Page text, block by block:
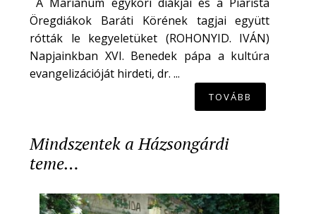
Öregdiákok Baráti Körének tagjai együtt
rótták le kegyeletüket (ROHONYID. IVÁN)
Napjainkban XVI. Benedek pápa a kultúra
evangelizációját hirdeti, dr. ...
TOVÁBB
Mindszentek a Házsongárdi
teme…